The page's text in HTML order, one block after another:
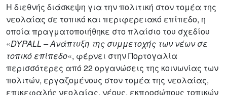
Η διεθνής διάσκεψη για την πολιτική στον τομέα της
νεολαίας σε τοπικό και περιφερειακό επίπεδο, η
οποία πραγματοποιήθηκε στο πλαίσιο του σχεδίου
«DYPALL – Ανάπτυξη της συμμετοχής των νέων σε
τοπικό επίπεδο«, φέρνει στην Πορτογαλία
περισσότερες από 22 οργανώσεις της κοινωνίας των
πολιτών, εργαζομένους στον τομέα της νεολαίας,
επικεφαλής νεολαίας, νέους, εκπροσώπους τοπικών